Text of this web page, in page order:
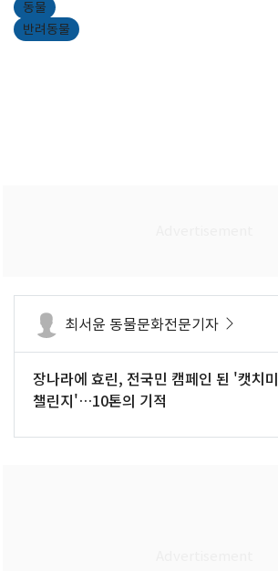
동물
반려동물
최서윤 동물문화전문기자
장나라에 효린, 전국민 캠페인 된 '캣치미
챌린지'…10톤의 기적